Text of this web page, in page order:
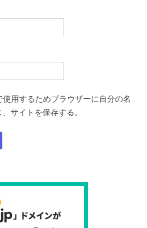
使用するためブラウザーに自分の名
サイトを保存する。